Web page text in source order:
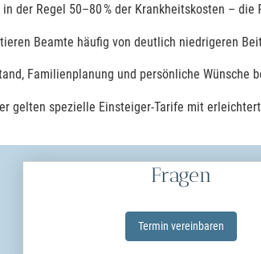
der Regel 50–80 % der Krankheitskosten –
Beamte häufig von deutlich niedrigeren
Familienplanung und persönliche Wünsche
gelten spezielle Einsteiger-Tarife mit
Fragen
Termin ver­ein­baren